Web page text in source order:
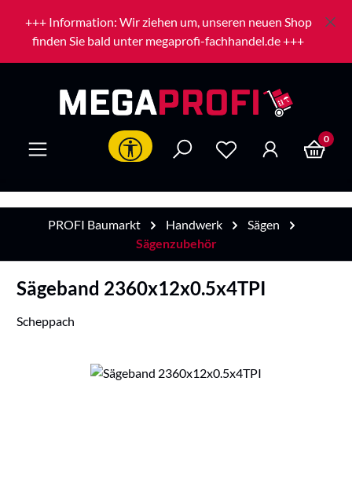
Zum Hauptinhalt springen
+++ Information: Wir ziehen um, unseren neuen Shop
finden Sie bald unter megaprofi-fachhandel.de +++
Werkzeugleiste anzeigen 0
PROFI Baumarkt Handwerk
Sägen
Sägenzubehör
Sägeband 2360x12x0.5x4TPI
Scheppach
Bildergalerie überspringen